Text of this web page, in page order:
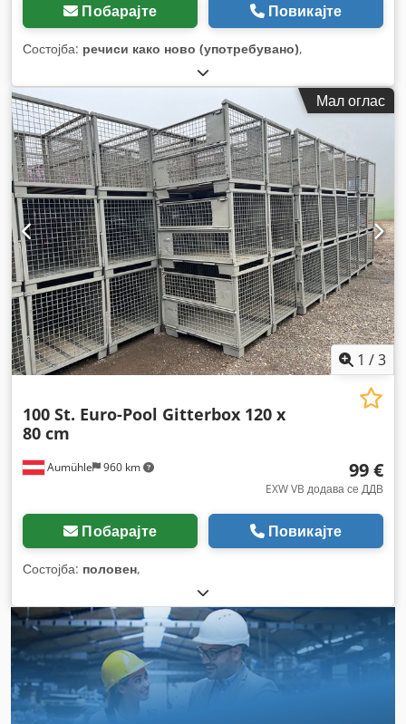
Побарајте Повикајте
Состојба: речиси како ново (употребувано),
Мал оглас
1 /3
Aumühle 960 km
100 St. Euro-Pool Gitterbox 120 x
80 cm
99 €
EXW VB додава се ДДВ
Побарајте Повикајте
Состојба: половен,